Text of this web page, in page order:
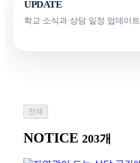
UPDATE
학교 소식과 상담 일정 업데이트
전체
NOTICE203개